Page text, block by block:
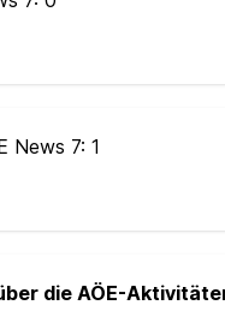
News 7: 1
die AÖE-